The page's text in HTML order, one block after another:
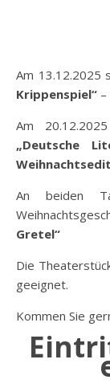
Am 13.12.2025
Krippenspiel“
Am
„Deutsche
An beiden
Gretel“
Die
geeignet.
Kommen Sie